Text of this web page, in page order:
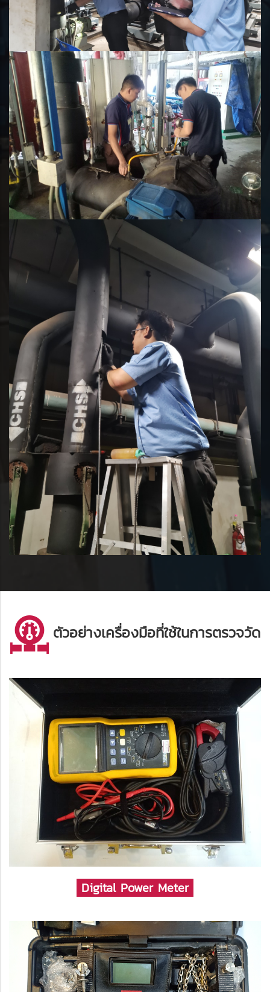
e
ตรวจสอบและวินิจฉัย
ตรวจวัดสมรรถนะปั๊มน้ำ
ตัวอย่างเครื่องมือที่ใช้ในการตรวจวัด
Digital Power Meter